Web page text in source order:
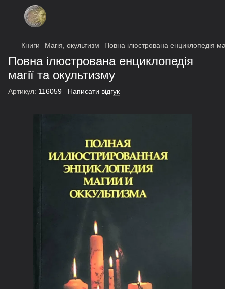
Книги Магія, окультизм Повна ілюстрована енциклопедія
Повна ілюстрована енциклопедія
магії та окультизму
Артикул: 116059 Написати відгук